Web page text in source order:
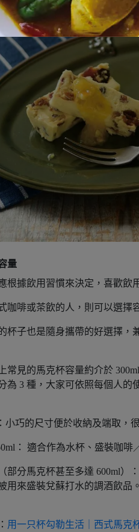
量
根據飲用習慣來決定，喜歡飲
咖啡或茶飲的人，則可以選擇
杯子也是隨身攜帶的好選擇，
常見的馬克杯容量約介於
為 3 種，大家可依照每個人的
巧的尺寸便於收納及端取，
： 適合作為水杯、盛裝咖啡
部分馬克杯甚至多達 600ml）
用來盛裝兌蘇打水的調酒飲品。
用一只杯勾勒生活｜西式馬克